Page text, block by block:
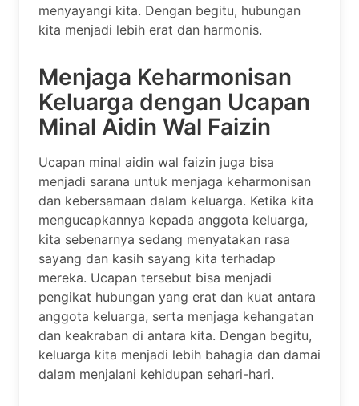
menyayangi kita. Dengan begitu, hubungan
kita menjadi lebih erat dan harmonis.
Menjaga Keharmonisan
Keluarga dengan Ucapan
Minal Aidin Wal Faizin
Ucapan minal aidin wal faizin juga bisa
menjadi sarana untuk menjaga keharmonisan
dan kebersamaan dalam keluarga. Ketika kita
mengucapkannya kepada anggota keluarga,
kita sebenarnya sedang menyatakan rasa
sayang dan kasih sayang kita terhadap
mereka. Ucapan tersebut bisa menjadi
pengikat hubungan yang erat dan kuat antara
anggota keluarga, serta menjaga kehangatan
dan keakraban di antara kita. Dengan begitu,
keluarga kita menjadi lebih bahagia dan damai
dalam menjalani kehidupan sehari-hari.